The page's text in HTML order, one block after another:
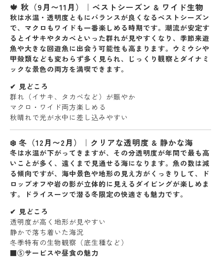
🍁 秋（9月〜11月）｜ベストシーズン & ワイド生物
秋は水温・透明度ともにバランスが良くなるベストシーズン
で、マクロもワイドも一番楽しめる時期です。潮流が安定す
ると イサキやタカベといった群れが見やすくなり、季節来遊
魚や大きな回遊魚に出会う可能性も高まります。ウミウシや
甲殻類なども変わらず多く見られ、
じっくり観察とダイナミ
ックな景色の両方を満喫できます。
✔︎ 見どころ
群れ（イサキ、タカベなど）が賑やか
マクロ・ワイド両方楽しめる
秋晴れで光が水中に差し込みやすい
❄️ 冬（12月〜2月）｜クリアな透明度 & 静かな海
冬は水温が下がってきますが、その分透明度が年間で最も高
い ことが多く、遠くまで見通せる海になります。魚の数は減
る傾向ですが、海中景色や地形の見え方がくっきりして、
ド
ロップオフや岩の影が立体的に見える ダイビングが楽しめま
す。ドライスーツで潜る冬限定の快適さも魅力です。
✔︎ 見どころ
透明度が高く地形が見やすい
静かで落ち着いた海況
冬季特有の生物観察（底生種など）
■⑤サービスや昼食の魅力